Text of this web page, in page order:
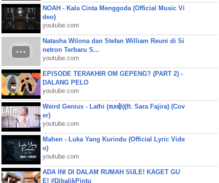
NOAH - Kala Cinta Menggoda (Official Music Vi
deo)
youtube.com
Natasha Wilona dan Stefan William Reuni di Si
netron Terbaru S...
youtube.com
EPISODE TERAKHIR OM GEPENG? (PART 2) -
DALANG PELO
youtube.com
Weird Genius - Lathi (ꦭꦛꦶ)(ft. Sara Fajira) (Cov
er)
youtube.com
Mahen - Luka Yang Kurindu (Official Lyric Vide
o)
youtube.com
ADA INI DI DALAM RUMAH SULE! KAGET GU
E! #DibalikPintu